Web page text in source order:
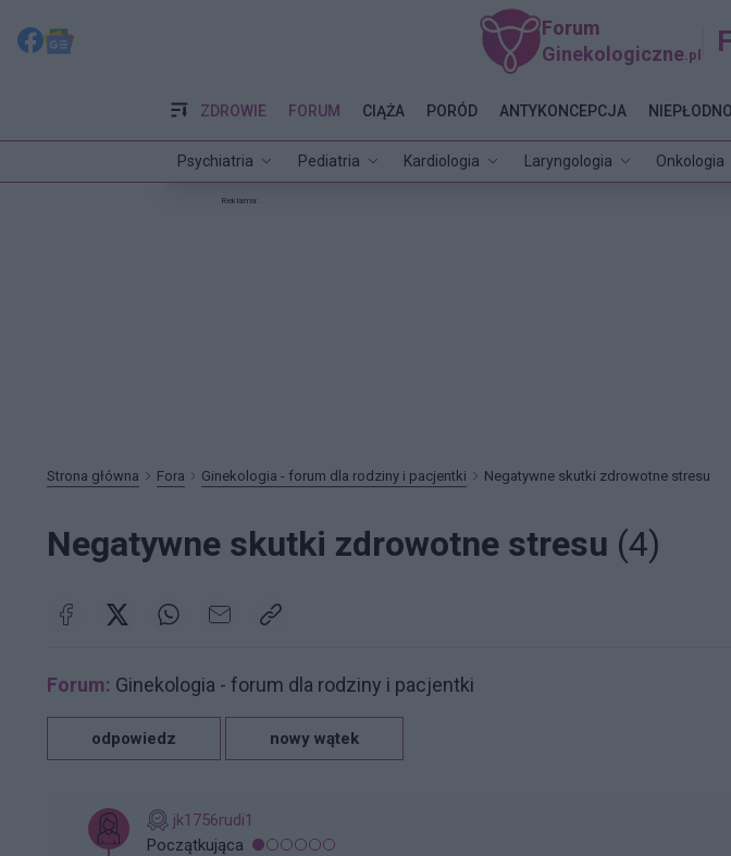
Forum
Ginekologiczne .pl
ZDROWIE
Psychiatria Pediatria Kardiologia Laryngologia Onkologia
FORUM CIĄŻA PORÓD ANTYKONCEPCJA
Reklama:
Strona główna Fora Ginekologia - forum dla rodziny i pacjentki Negatywne skutki zdrowotne stresu
Negatywne skutki zdrowotne stresu (4)
Forum: Ginekologia - forum dla rodziny i pacjentki
odpowiedz nowy wątek
jk1756rudi1
Początkująca